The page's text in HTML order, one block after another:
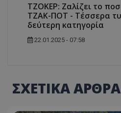
ΤΖΟΚΕΡ: Ζαλίζει το
ΤΖΑΚ-ΠΟΤ - Τέσσερα
δεύτερη κατηγορία
22.01.2025 - 07:58
ΣΧΕΤΙΚΑ ΑΡΘΡΑ